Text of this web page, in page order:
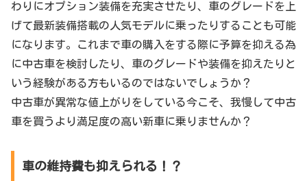
わりにオプション装備を充実させたり、車のグレードを上
げて最新装備搭載の人気モデルに乗ったりすることも可能
になります。これまで車の購入をする際に予算を抑える為
に中古車を検討したり、車のグレードや装備を抑えたりと
いう経験がある方もいるのではないでしょうか？
中古車が異常な値上がりをしている今こそ、我慢して中古
車を買うより満足度の高い新車に乗りませんか？
車の維持費も抑えられる！？